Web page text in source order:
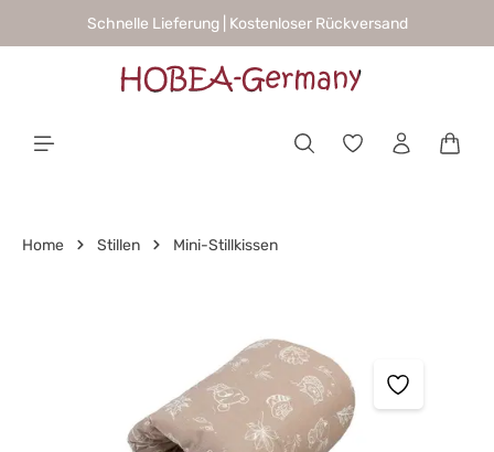
springenSchnelle Lieferung | Kostenloser Rückversand
Home Stillen Mini-Stillkissen